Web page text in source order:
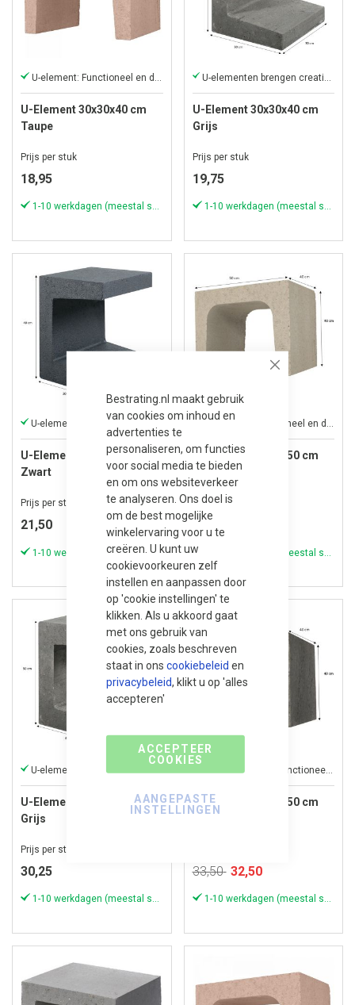
Close
Bestrating.nl maakt gebruik
van cookies om inhoud en
advertenties te
personaliseren, om functies
voor social media te bieden
en om ons websiteverkeer
te analyseren. Ons doel is
om de best mogelijke
winkelervaring voor u te
creëren. U kunt uw
cookievoorkeuren zelf
instellen en aanpassen door
op 'cookie instellingen' te
klikken. Als u akkoord gaat
met ons gebruik van
cookies, zoals beschreven
staat in ons cookiebeleid en
privacybeleid, klikt u op 'alles
accepteren'
ACCEPTEER
COOKIES
AANGEPASTE
INSTELLINGEN
U-Element 30x30x40 cm
Taupe
Prijs per stuk
18,95
1-10 werkdagen (meestal sneller)
U-Element 30x30x40 cm
Grijs
Prijs per stuk
19,75
1-10 werkdagen (meestal sneller)
U-Element 30x30x40 cm
Zwart
Prijs per stuk
21,50
1-10 werkdagen (meestal sneller)
U-element: Functioneel en decoratief
U-Element 40x40x50 cm
Grijs
Prijs per stuk
29,95
U-Element 40x40x50 cm
Grijs
Prijs per stuk
30,25
1-10 werkdagen (meestal sneller)
U-Element 40x40x50 cm
Antraciet
33,50 Speciale
32,50
1-10 werkdagen (meestal sneller)